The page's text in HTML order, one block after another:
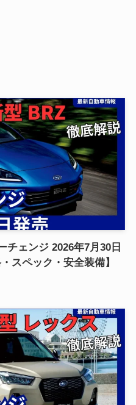
チェンジ 2026年7月30日
スペック・安全装備】